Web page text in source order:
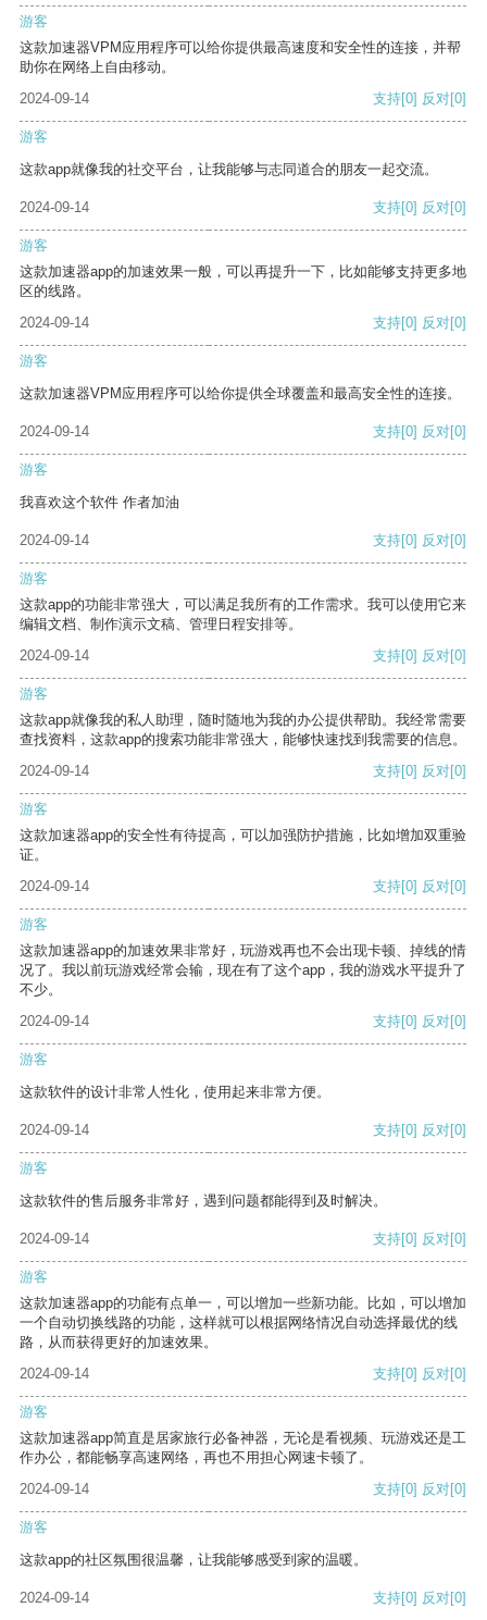
游客
这款加速器VPM应用程序可以给你提供最高速度和安全性的连接，并帮
助你在网络上自由移动。
2024-09-14
支持[0] 反对[0]
游客
这款app就像我的社交平台，让我能够与志同道合的朋友一起交流。
2024-09-14 支持[0] 反对[0]
游客
这款加速器app的加速效果一般，可以再提升一下，比如能够支持更多地
区的线路。
2024-09-14
支持[0] 反对[0]
游客
这款加速器VPM应用程序可以给你提供全球覆盖和最高安全性的连接。
2024-09-14 支持[0] 反对[0]
游客
我喜欢这个软件 作者加油
2024-09-14 支持[0] 反对[0]
游客
这款app的功能非常强大，可以满足我所有的工作需求。我可以使用它来
编辑文档、制作演示文稿、管理日程安排等。
2024-09-14
支持[0] 反对[0]
游客
这款app就像我的私人助理，随时随地为我的办公提供帮助。我经常需要
查找资料，这款app的搜索功能非常强大，能够快速找到我需要的信息。
2024-09-14
支持[0] 反对[0]
游客
这款加速器app的安全性有待提高，可以加强防护措施，比如增加双重验
证。
2024-09-14
支持[0] 反对[0]
游客
这款加速器app的加速效果非常好，玩游戏再也不会出现卡顿、掉线的情
况了。我以前玩游戏经常会输，现在有了这个app，我的游戏水平提升了
不少。
2024-09-14
支持[0] 反对[0]
游客
这款软件的设计非常人性化，使用起来非常方便。
2024-09-14 支持[0] 反对[0]
游客
这款软件的售后服务非常好，遇到问题都能得到及时解决。
2024-09-14 支持[0] 反对[0]
游客
这款加速器app的功能有点单一，可以增加一些新功能。比如，可以增加
一个自动切换线路的功能，这样就可以根据网络情况自动选择最优的线
路，从而获得更好的加速效果。
2024-09-14
支持[0] 反对[0]
游客
这款加速器app简直是居家旅行必备神器，无论是看视频、玩游戏还是工
作办公，都能畅享高速网络，再也不用担心网速卡顿了。
2024-09-14
支持[0] 反对[0]
游客
这款app的社区氛围很温馨，让我能够感受到家的温暖。
2024-09-14 支持[0] 反对[0]